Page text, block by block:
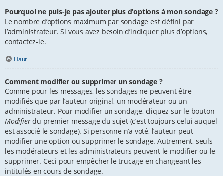
Pourquoi ne puis-je pas ajouter plus d’options à mon sondage ?
Le nombre d’options maximum par sondage est défini par
l’administrateur. Si vous avez besoin d’indiquer plus d’options,
contactez-le.
Haut
Comment modifier ou supprimer un sondage ?
Comme pour les messages, les sondages ne peuvent être
modifiés que par l’auteur original, un modérateur ou un
administrateur. Pour modifier un sondage, cliquez sur le bouton
Modifierdu premier message du sujet (c’est toujours celui auquel
est associé le sondage). Si personne n’a voté, l’auteur peut
modifier une option ou supprimer le sondage. Autrement, seuls
les modérateurs et les administrateurs peuvent le modifier ou le
supprimer. Ceci pour empêcher le trucage en changeant les
intitulés en cours de sondage.